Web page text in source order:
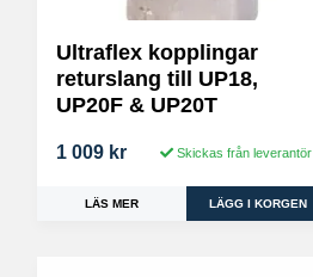
Ultraflex kopplingar
returslang till UP18,
UP20F & UP20T
1 009 kr Skickas från leverantör
LÄS MER